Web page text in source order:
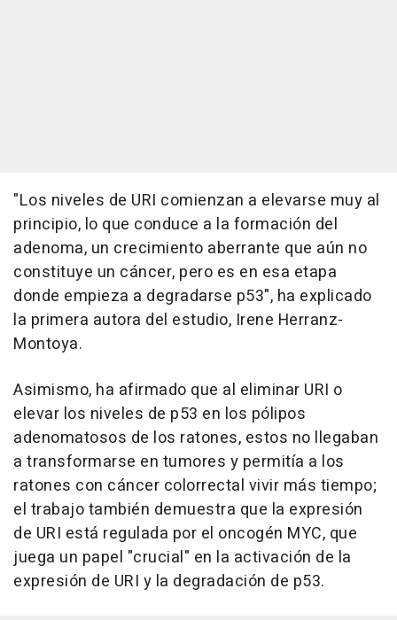
"Los niveles de URI comienzan a elevarse muy al
principio, lo que conduce a la formación del
adenoma, un crecimiento aberrante que aún no
constituye un cáncer, pero es en esa etapa
donde empieza a degradarse p53", ha explicado
la primera autora del estudio, Irene Herranz-
Montoya.
Asimismo, ha afirmado que al eliminar URI o
elevar los niveles de p53 en los pólipos
adenomatosos de los ratones, estos no llegaban
a transformarse en tumores y permitía a los
ratones con cáncer colorrectal vivir más tiempo;
el trabajo también demuestra que la expresión
de URI está regulada por el oncogén MYC, que
juega un papel "crucial" en la activación de la
expresión de URI y la degradación de p53.